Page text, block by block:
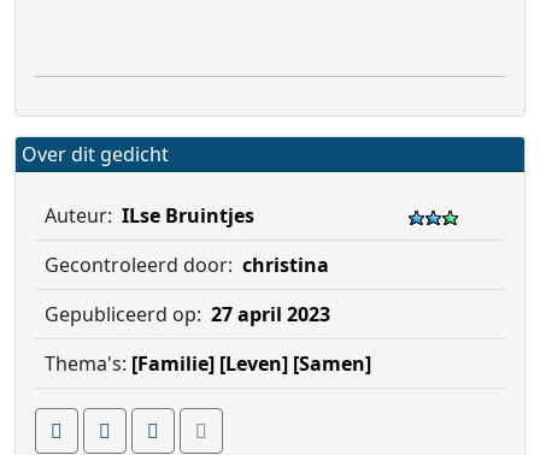
Over dit gedicht
Auteur: ILse Bruintjes
Gecontroleerd door: christina
Gepubliceerd op: 27 april 2023
Thema's: [Familie] [Leven] [Samen]